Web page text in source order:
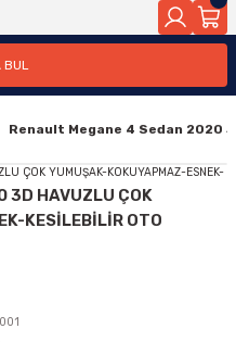
Renault Megane 4 Sedan 2020 3D
HAVUZLU ÇOK
KESİLEBİLİR OTO